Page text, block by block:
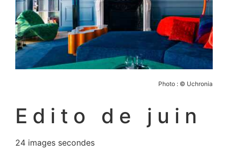
Photo : © Uchronia
Edito de juin
24 images secondes